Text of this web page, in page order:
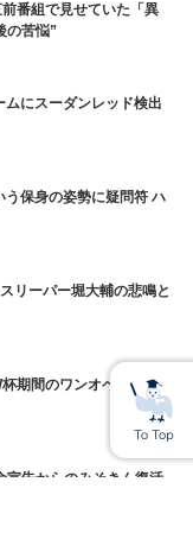
番組で見せていた「異
の苦悩”
にスーダンレッド検出
う保身の姿勢に疑問符 ハ
リーパー堀大輔の悲鳴と
期間のワンオペ発言で批
宣告からのみそきん復活